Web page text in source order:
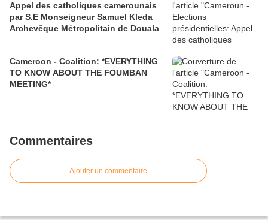
Appel des catholiques camerounais
par S.E Monseigneur Samuel Kleda
Archevêque Métropolitain de Douala
Cameroon - Coalition: *EVERYTHING
TO KNOW ABOUT THE FOUMBAN
MEETING*
Commentaires
Ajouter un commentaire